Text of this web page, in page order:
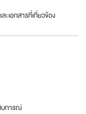
เอกสารที่เกี่ยวข้อง
บการณ์